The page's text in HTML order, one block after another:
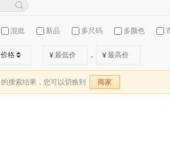
混批 新品 多尺码 多颜色
价格 ¥ - ¥
的搜索结果，您可以切换到 商家